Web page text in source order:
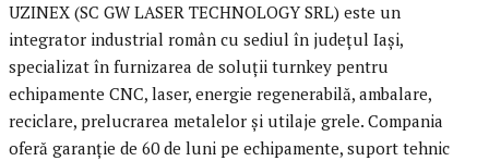
UZINEX (SC GW LASER TECHNOLOGY SRL) este un
integrator industrial român cu sediul în județul Iași,
specializat în furnizarea de soluții turnkey pentru
echipamente CNC, laser, energie regenerabilă, ambalare,
reciclare, prelucrarea metalelor și utilaje grele. Compania
oferă garanție de 60 de luni pe echipamente, suport tehnic